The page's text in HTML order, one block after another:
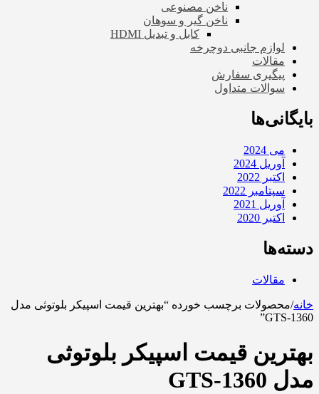
ناخن مصنوعی
ناخن گیر و سوهان
کابل و تبدیل HDMI
لوازم جانبی دوچرخه
مقالات
پیگیری سفارش
سوالات متداول
بایگانی‌ها
می 2024
آوریل 2024
اکتبر 2022
سپتامبر 2022
آوریل 2021
اکتبر 2020
دسته‌ها
مقالات
خانه/محصولات برچسب خورده “بهترین قیمت اسپیکر بلوتوثی مدل
GTS-1360”
بهترین قیمت اسپیکر بلوتوثی
مدل GTS-1360